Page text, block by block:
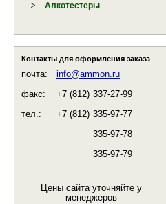
Алкотестеры
Контакты для оформления заказа
почта:
info@ammon.ru
факс:
+7 (812) 337-27-99
тел.:
+7 (812) 335-97-77
335-97-78
335-97-79
Цены сайта уточняйте у
менеджеров